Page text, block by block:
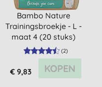
Bambo Nature
Trainingsbroekje - L -
maat 4 (20 stuks)
(2)
€ 9,83 KOPEN